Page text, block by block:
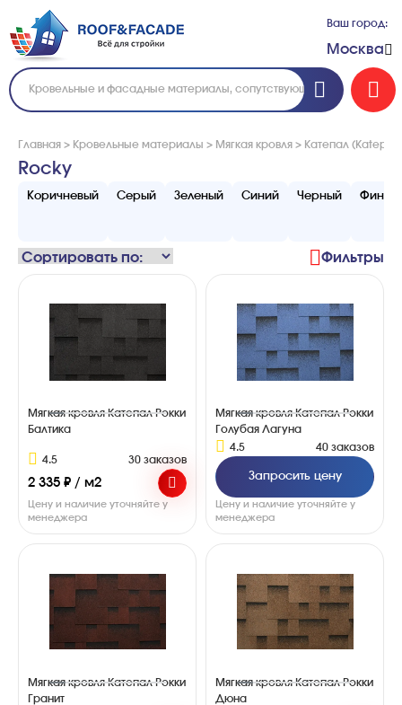
Ваш город:
Москва
Главная > Кровельные материалы > Мягкая кровля > Катепал (Katepal)
Rocky
Коричневый Серый Зеленый Синий Черный
Фильтры
Мягкая кровля Катепал Рокки
Балтика
4.5 30 заказов
2 335 ₽ / м2
Цену и наличие уточняйте у
менеджера
Мягкая кровля Катепал Рокки
Голубая Лагуна
4.5
40 заказов
Запросить цену
Цену и наличие уточняйте у
менеджера
Мягкая кровля Катепал Рокки
Гранит
Мягкая кровля Катепал Рокки
Дюна